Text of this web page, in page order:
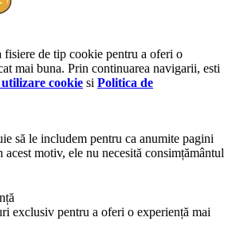
fisiere de tip cookie pentru a oferi o
mai buna. Prin continuarea navigarii, esti
cookie si Politica de
să le includem pentru ca anumite pagini
motiv, ele nu necesită consimțământul
exclusiv pentru a oferi o experiență mai